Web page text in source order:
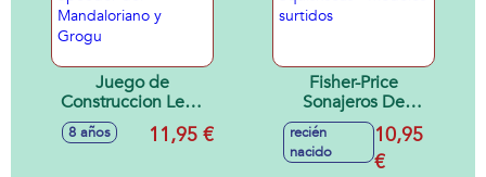
Juego de
Construccion Lego
Star Wars Moto
Speeder del
8 años 11,95 €
Fisher-Price
Sonajeros De
Silicona Squishseas
- Modelos surtidos
recién
nacido
10,95
€